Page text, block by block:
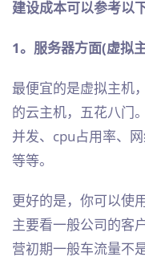
建设成本可以参考以
1。服务器方面(虚拟
最便宜的是虚拟主机
的云主机，五花八门
并发、cpu占用率、
等等。
更好的是，你可以使
主要看一般公司的客
营初期一般车流量不